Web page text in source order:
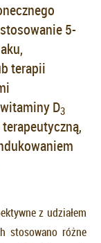
5-
terapii
D3
z udziałem
stosowano różne